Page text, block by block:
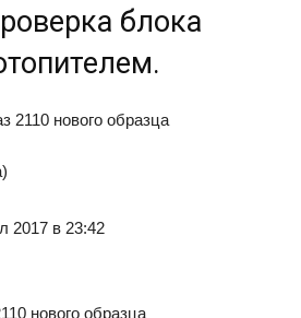
блока
2017 в 23:42